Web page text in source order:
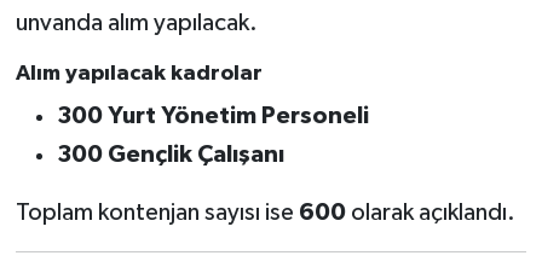
unvanda alım yapılacak.
Alım yapılacak kadrolar
300 Yurt Yönetim Personeli
300 Gençlik Çalışanı
Toplam kontenjan sayısı ise 600olarak açıklandı.